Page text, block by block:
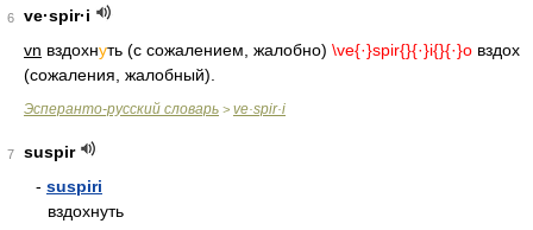
6
ve·spir·i
vn вздохнуть (с сожалением, жалобно) \ve{·}spir{}{·}i{}{·}o вздох
(сожаления, жалобный).
Эсперанто-русский словарь > ve·spir·i
7
suspir
- suspiri
вздохнуть